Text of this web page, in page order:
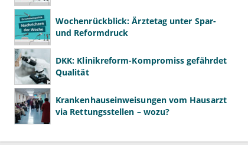
Wochenrückblick: Ärztetag unter Spar-
und Reformdruck
DKK: Klinikreform-Kompromiss gefährdet
Qualität
Krankenhauseinweisungen vom Hausarzt
via Rettungsstellen – wozu?